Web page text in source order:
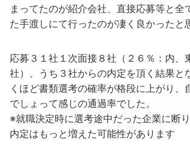
まってたのが紹介会社、直接応募等と全
た手渡しにて行ったのが凄く良かったと
応募３１社１次面接８社（２６％：内、
社）、うち３社からの内定を頂く結果と
くほど書類選考の確率が格段に上がり
でしょって感じの通過率でした。
※就職決定時に選考途中だった企業に断り
内定はもっと増えた可能性があります